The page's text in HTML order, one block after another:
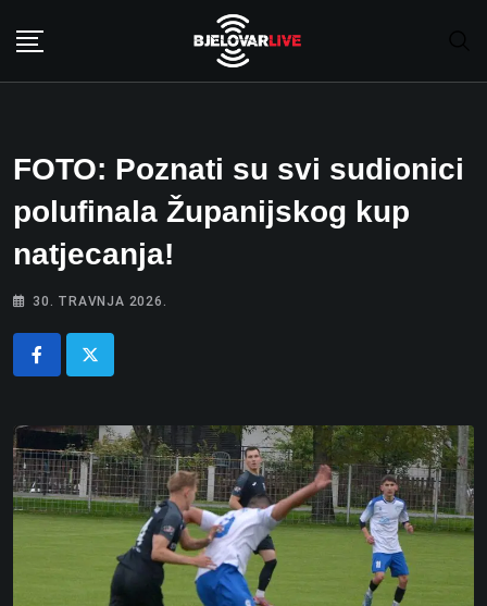
FOTO: Poznati su svi sudionici
polufinala Županijskog kup
natjecanja!
30. TRAVNJA 2026.